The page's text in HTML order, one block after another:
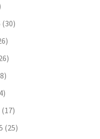
(30)
(17)
(25)